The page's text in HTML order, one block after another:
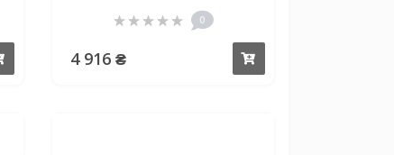
0
4 916 ₴